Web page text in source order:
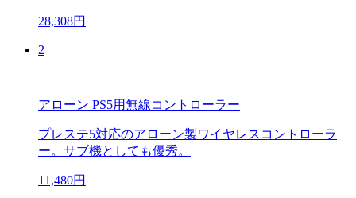
28,308円
2
アローン PS5用無線コントローラー
プレステ5対応のアローン製ワイヤレスコントローラ
ー。サブ機としても優秀。
11,480円